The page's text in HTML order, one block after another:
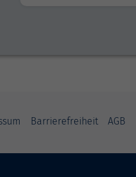
Barrierefreiheit AGB